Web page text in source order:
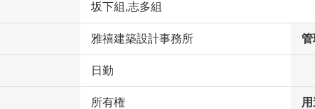
坂下組,志多組
雅禧建築設計事務所 管
日勤
所有権